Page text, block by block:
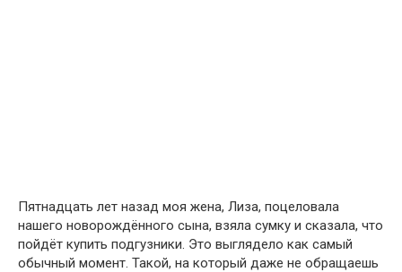
Пятнадцать лет назад моя жена, Лиза, поцеловала
нашего новорождённого сына, взяла сумку и сказала, что
пойдёт купить подгузники. Это выглядело как самый
обычный момент. Такой, на который даже не обращаешь